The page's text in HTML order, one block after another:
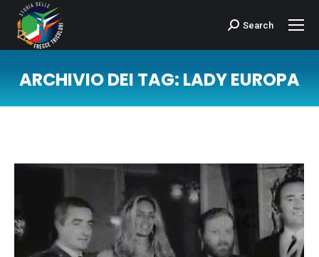
Cerca:Search
ARCHIVIO DEI TAG:LADY EUROPA